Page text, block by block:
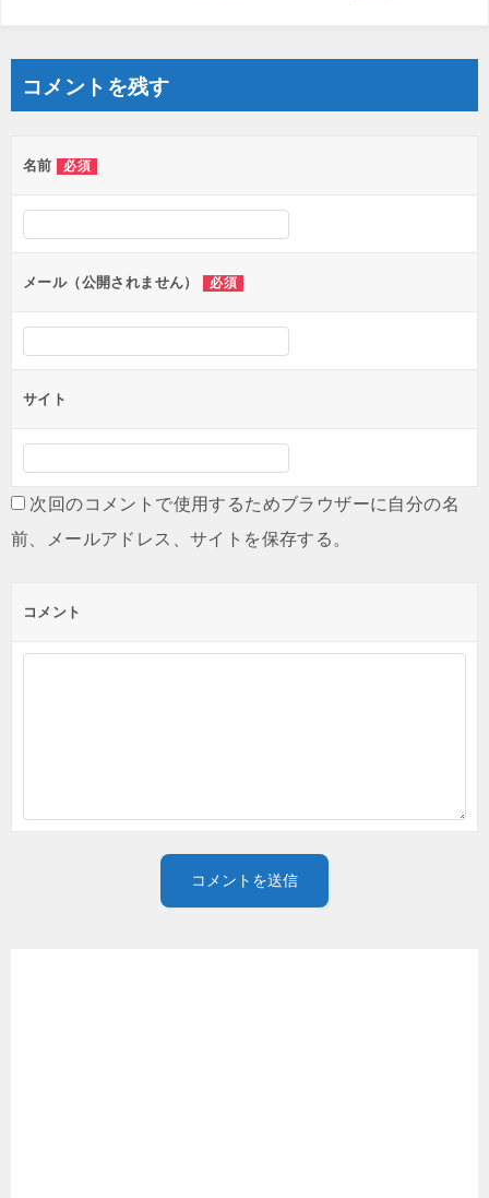
コメントを残す
名前 必須
メール（公開されません） 必須
サイト
次回のコメントで使用するためブラウザーに自分の名
前、メールアドレス、サイトを保存する。
コメント